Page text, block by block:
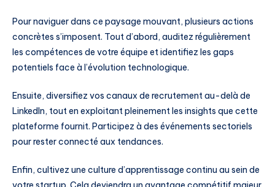
Pour naviguer dans ce paysage mouvant, plusieurs actions
concrètes s’imposent. Tout d’abord, auditez régulièrement
les compétences de votre équipe et identifiez les gaps
potentiels face à l’évolution technologique.
Ensuite, diversifiez vos canaux de recrutement au-delà de
LinkedIn, tout en exploitant pleinement les insights que cette
plateforme fournit. Participez à des événements sectoriels
pour rester connecté aux tendances.
Enfin, cultivez une culture d’apprentissage continu au sein de